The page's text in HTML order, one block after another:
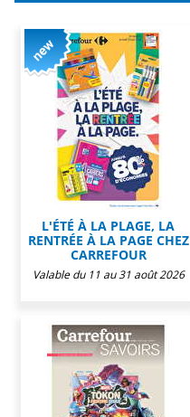
L'ÉTÉ À LA PLAGE, LA
RENTRÉE À LA PAGE CHEZ
CARREFOUR
Valable du 11 au 31 août 2026